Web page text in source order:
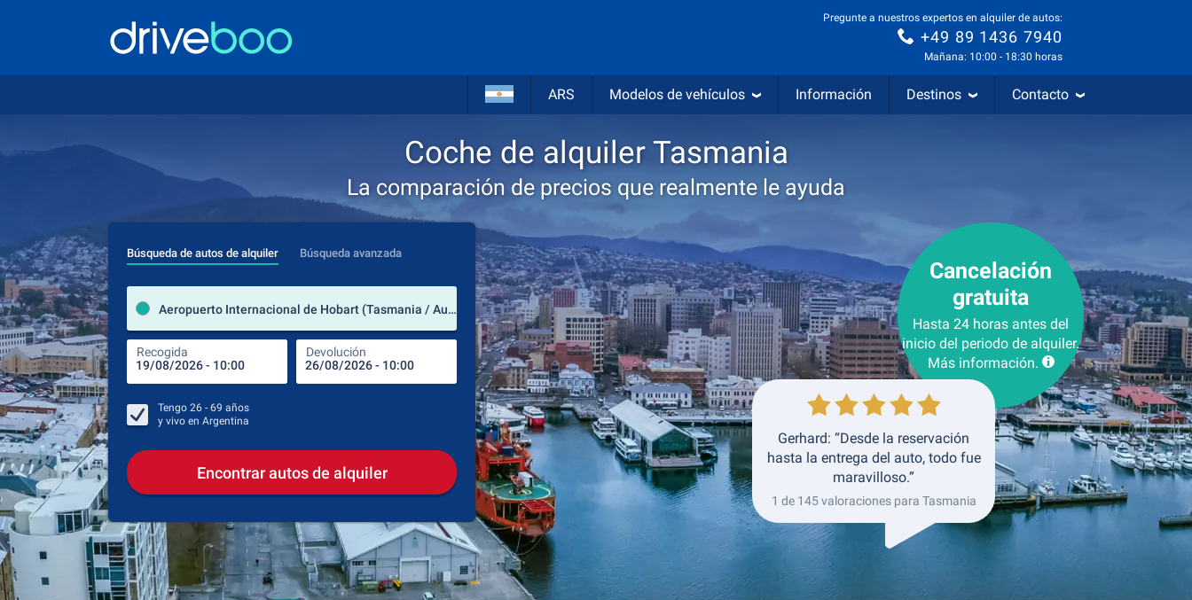
Pregunte a nuestros expertos en alquiler de autos:
+49 89 1436 7940
Mañana: 10:00 - 18:30 horas
ARS Modelos de vehículos Información Destinos Contacto
Coche de alquiler Tasmania
La comparación de precios que realmente le ayuda
Búsqueda de autos de alquiler Búsqueda avanzada
Aeropuerto Internacional de Hobart (Tasmania / Australia)
Recogida Devolución
lugar de alquiler
Lugar de devolución
Recogida Devolución
Tengo 26 - 69 años
y vivo en Argentina
Encontrar autos de alquiler
Cancelación
gratuita
Hasta 24 horas antes del
inicio del periodo de alquiler.
Más información.
Gerhard: “Desde la reservación
hasta la entrega del auto, todo fue
maravilloso.”
1 de 145 valoraciones para Tasmania